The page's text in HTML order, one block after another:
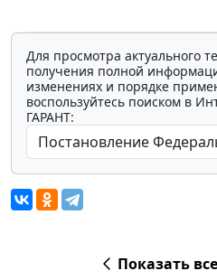
Для просмотра актуального
получения полной
изменениях и порядке
воспользуйтесь поиском в
ГАРАНТ:
Показать